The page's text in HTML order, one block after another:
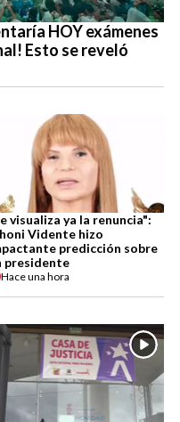
HOY exámenes
Esto se reveló
visualiza ya la renuncia":
Vidente hizo
predicción sobre
presidente
Haceuna hora